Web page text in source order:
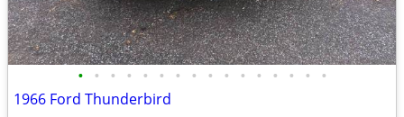
• • • • • • • • • • • • • • • •
1966 Ford Thunderbird